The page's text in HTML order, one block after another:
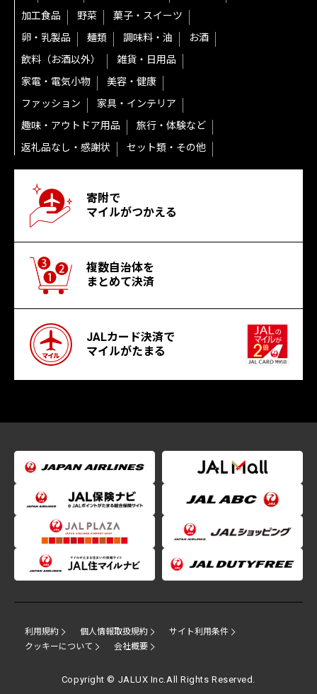
加工食品
野菜
菓子・スイーツ
卵・乳製品
麺類 調味料・油
お酒
飲料（お酒以外）
雑貨・日用品
家電・電気小物
美容・健康
ファッション
家具・インテリア
趣味・アウトドア用品
旅行・体験など
返礼品なし・感謝状
セット類・その他
寄附で
マイルがつかえる
複数自治体を
まとめて決済
JALカード決済で
マイルがたまる
利用規約 個人情報取扱規約
サイト利用条件
クッキーについて
会社概要
Copyright © JALUX Inc.All Rights Reserved.